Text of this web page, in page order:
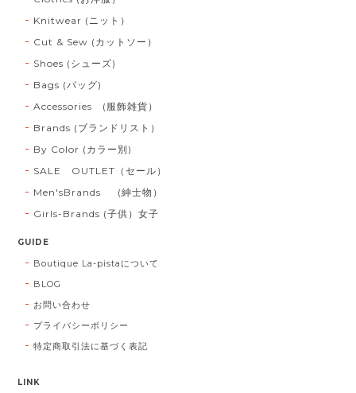
Knitwear (ニット）
Cut & Sew (カットソー）
Shoes (シューズ)
Bags (バッグ)
Accessories (服飾雑貨）
Brands (ブランドリスト）
By Color (カラー別)
SALE OUTLET（セール）
Men'sBrands (紳士物）
Girls-Brands (子供）女子
GUIDE
Boutique La-pistaについて
BLOG
お問い合わせ
プライバシーポリシー
特定商取引法に基づく表記
LINK